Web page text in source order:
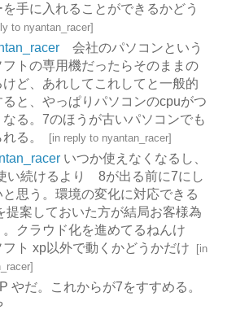
手に入れることができるかどう
to nyantan_racer]
会社のパソコンという
トの専用機だったらそのままの
ど、あれしてこれしてと一般的
と、やっぱりパソコンのcpuがつ
る。7のほうが古いパソコンでも
る。
[in reply to nyantan_racer]
いつか使えなくなるし、
い続けるより 8が出る前に7にし
思う。環境の変化に対応できる
提案しておいた方が結局お客様為
クラウド化を進めてるねんけ
フト xp以外で動くかどうかだけ [in
]
やだ。これからが7をすすめる。